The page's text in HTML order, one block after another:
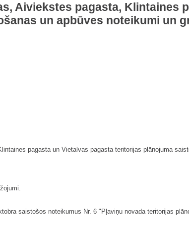
Aiviekstes pagasta, Klintaines
un apbūves noteikumi un
pagasta un Vietalvas pagasta teritorijas plānojuma
saistošos noteikumus Nr. 6 "Pļaviņu novada teritorijas